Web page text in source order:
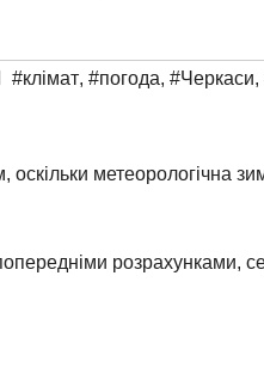
#клімат, #погода, #Черкаси,
оскільки метеорологічна
розрахунками,